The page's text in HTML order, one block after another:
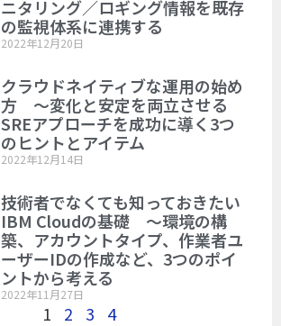
ニタリング／ロギング情報を既存
の監視体系に連携する
2022年12月20日
クラウドネイティブな運用の始め
方 ～変化と安定を両立させる
SREアプローチを成功に導く3つ
のヒントとアイテム
2022年12月14日
技術者でなくても知っておきたい
IBM Cloudの基礎 ～環境の構
築、アカウントタイプ、作業者ユ
ーザーIDの作成など、3つのポイ
ントから考える
2022年11月27日
1 2 3 4